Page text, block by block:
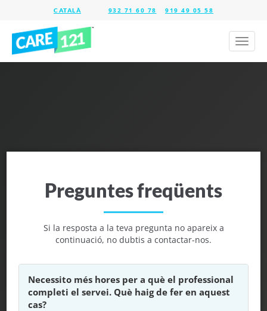
932 71 60 78 919 49 05 58
Toggle
Preguntes freqüents
Si la resposta a la teva pregunta no apareix a
continuació, no dubtis a contactar-nos.
Necessito més hores per a què el professional
completi el servei. Què haig de fer en aquest
cas?